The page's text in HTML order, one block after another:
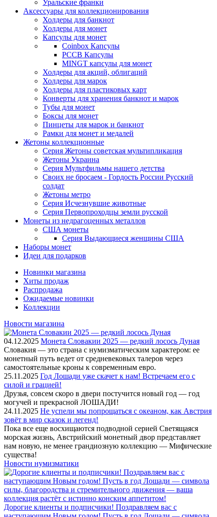
Уральские франки
Аксессуары для коллекционирования
Холдеры для банкнот
Холдеры для монет
Капсулы для монет
Coinbox Капсулы
РССВ Капсулы
MINGT капсулы для монет
Холдеры для акций, облигаций
Холдеры для марок
Холдеры для пластиковых карт
Конверты для хранения банкнот и марок
Тубы для монет
Боксы для монет
Пинцеты для марок и банкнот
Рамки для монет и медалей
Жетоны коллекционные
Серия Жетоны советская мультипликация
Жетоны Украина
Серия Мультфильмы нашего детства
Своих не бросаем - Гордость России Русский
солдат
Жетоны метро
Серия Исчезнувшие животные
Серия Первопроходцы земли русской
Монеты из недрагоценных металлов
США монеты
Серия Выдающиеся женщины США
Наборы монет
Идеи для подарков
Новинки магазина
Хиты продаж
Распродажа
Ожидаемые новинки
Коллекции
Новости магазина
04.12.2025 Монета Словакии 2025 — редкий лосось Дуная
Словакия — это страна с нумизматическим характером: ее
монетный путь ведет от средневековых талеров через
самостоятельные кроны к современным евро.
25.11.2025 Год Лошади уже скачет к нам! Встречаем его с
силой и грацией!
Друзья, совсем скоро в двери постучится новый год — год
могучей и прекрасной ЛОШАДИ!
24.11.2025 Не успели мы попрощаться с океаном, как Австрия
зовёт в мир сказок и легенд!
Пока все еще восхищаются подводной серией Светящаяся
морская жизнь, Австрийский монетный двор представляет
нам новую, не менее грандиозную коллекцию — Мифические
существа!
Новости нумизматики
Дорогие клиенты и подписчики! Поздравляем вас с